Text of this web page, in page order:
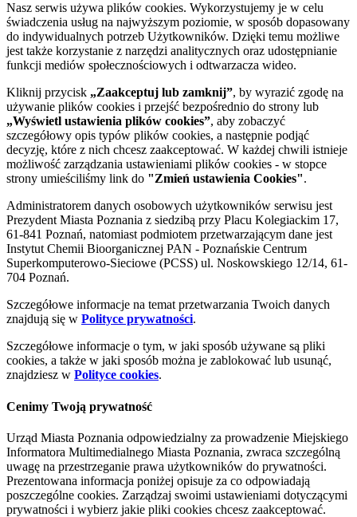
Nasz serwis używa plików cookies. Wykorzystujemy je w celu
świadczenia usług na najwyższym poziomie, w sposób dopasowany
do indywidualnych potrzeb Użytkowników. Dzięki temu możliwe
jest także korzystanie z narzędzi analitycznych oraz udostępnianie
funkcji mediów społecznościowych i odtwarzacza wideo.
Kliknij przycisk „Zaakceptuj lub zamknij”, by wyrazić zgodę na
używanie plików cookies i przejść bezpośrednio do strony lub
„Wyświetl ustawienia plików cookies”, aby zobaczyć
szczegółowy opis typów plików cookies, a następnie podjąć
decyzję, które z nich chcesz zaakceptować. W każdej chwili istnieje
możliwość zarządzania ustawieniami plików cookies - w stopce
strony umieściliśmy link do "Zmień ustawienia Cookies".
Administratorem danych osobowych użytkowników serwisu jest
Prezydent Miasta Poznania z siedzibą przy Placu Kolegiackim 17,
61-841 Poznań, natomiast podmiotem przetwarzającym dane jest
Instytut Chemii Bioorganicznej PAN - Poznańskie Centrum
Superkomputerowo-Sieciowe (PCSS) ul. Noskowskiego 12/14, 61-
704 Poznań.
Szczegółowe informacje na temat przetwarzania Twoich danych
znajdują się w Polityce prywatności.
Szczegółowe informacje o tym, w jaki sposób używane są pliki
cookies, a także w jaki sposób można je zablokować lub usunąć,
znajdziesz w Polityce cookies.
Cenimy Twoją prywatność
Urząd Miasta Poznania odpowiedzialny za prowadzenie Miejskiego
Informatora Multimedialnego Miasta Poznania, zwraca szczególną
uwagę na przestrzeganie prawa użytkowników do prywatności.
Prezentowana informacja poniżej opisuje za co odpowiadają
poszczególne cookies. Zarządzaj swoimi ustawieniami dotyczącymi
prywatności i wybierz jakie pliki cookies chcesz zaakceptować.